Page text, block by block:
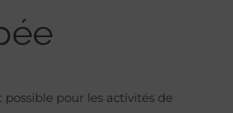
possible pour les activités de